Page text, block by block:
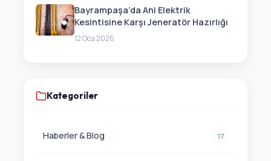
Bayrampaşa’da Ani Elektrik
Kesintisine Karşı Jeneratör Hazırlığı
12 Oca 2026
Kategoriler
Haberler & Blog 17